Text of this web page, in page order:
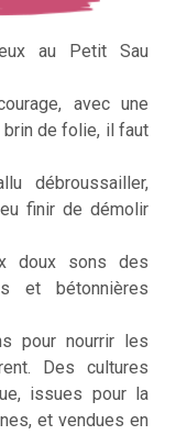
au Petit Sau
avec une
brin de folie, il faut
débroussailler,
finir de démolir
doux sons des
et bétonnières
pour nourrir les
Des cultures
issues pour la
et vendues en